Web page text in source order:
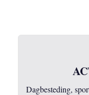
Dagbesteding,